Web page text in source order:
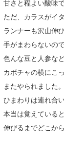
甘さと程よい酸味
ただ、カラスがイ
ランナーも沢山伸
手がまわらないの
色んな豆と人参な
カボチャの横にこ
またやられました。
ひまわりは連れ合
本当は覚えている
伸びるまでどこか